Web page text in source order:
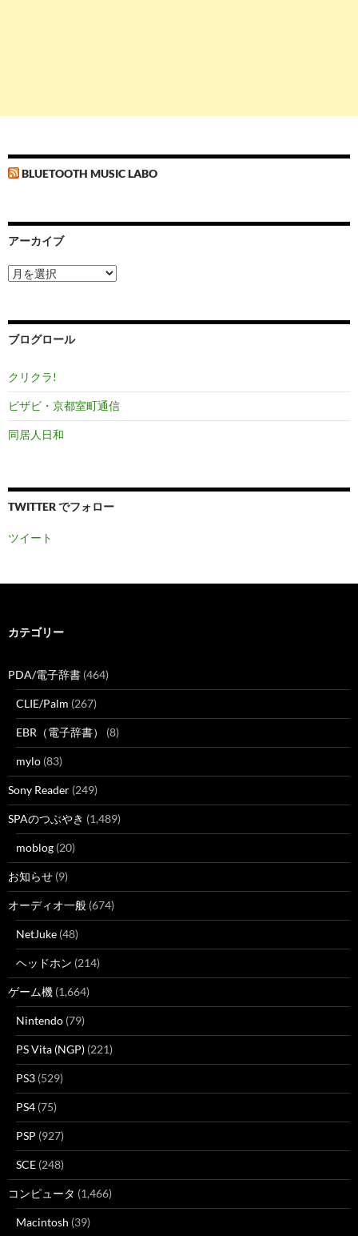
BLUETOOTH MUSIC LABO
アーカイブ
ア
ー
ブ
ブログロール
クリクラ!
ビザビ・京都室町通信
同居人日和
TWITTER でフォロー
ツイート
カテゴリー
PDA/電子辞書 (464)
CLIE/Palm (267)
EBR（電子辞書） (8)
mylo (83)
Sony Reader (249)
SPAのつぶやき (1,489)
moblog (20)
お知らせ (9)
オーディオ一般 (674)
NetJuke (48)
ヘッドホン (214)
ゲーム機 (1,664)
Nintendo (79)
PS Vita (NGP) (221)
PS3 (529)
PS4 (75)
PSP (927)
SCE (248)
コンピュータ (1,466)
Macintosh (39)